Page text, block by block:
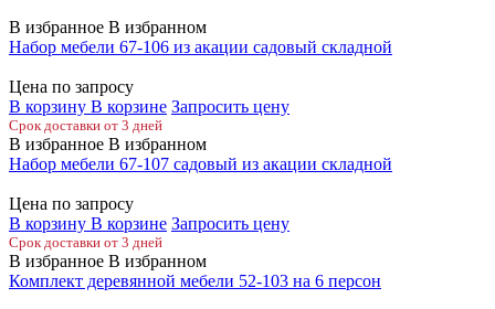
В избранное В избранном
Набор мебели 67-106 из акации садовый складной
Цена по запросу
В корзину В корзине Запросить цену
Срок доставки от 3 дней
В избранное В избранном
Набор мебели 67-107 садовый из акации складной
Цена по запросу
В корзину В корзине Запросить цену
Срок доставки от 3 дней
В избранное В избранном
Комплект деревянной мебели 52-103 на 6 персон